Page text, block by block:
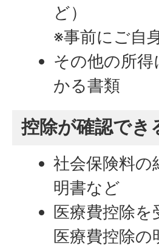
ど）
※事前にご自
その他の所
かる書類
控除が確認でき
社会保険料の
明書など
医療費控除
医療費控除の